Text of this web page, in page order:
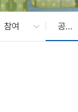
참여 공지사항